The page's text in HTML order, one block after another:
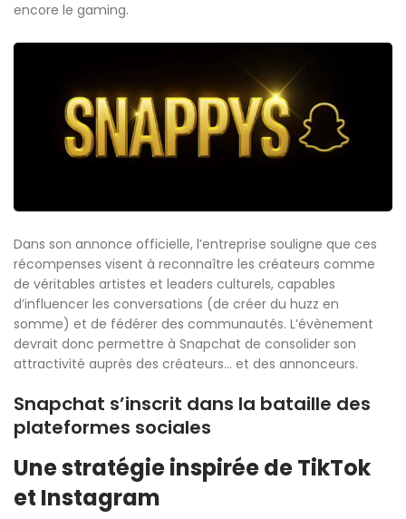
encore le gaming.
Dans son annonce officielle, l’entreprise souligne que ces
récompenses visent à reconnaître les créateurs comme
de véritables artistes et leaders culturels, capables
d’influencer les conversations (de créer du huzz en
somme) et de fédérer des communautés. L’évènement
devrait donc permettre à Snapchat de consolider son
attractivité auprès des créateurs… et des annonceurs.
Snapchat s’inscrit dans la bataille des
plateformes sociales
Une stratégie inspirée de TikTok
et Instagram